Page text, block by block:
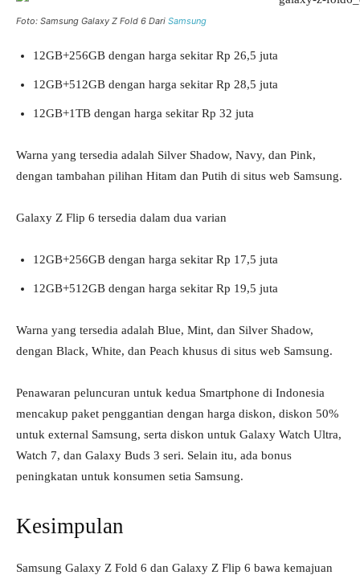
Foto: Samsung Galaxy Z Fold 6 Dari Samsung
12GB+256GB dengan harga sekitar Rp 26,5 juta
12GB+512GB dengan harga sekitar Rp 28,5 juta
12GB+1TB dengan harga sekitar Rp 32 juta
Warna yang tersedia adalah Silver Shadow, Navy, dan Pink,
dengan tambahan pilihan Hitam dan Putih di situs web Samsung.
Galaxy Z Flip 6 tersedia dalam dua varian
12GB+256GB dengan harga sekitar Rp 17,5 juta
12GB+512GB dengan harga sekitar Rp 19,5 juta
Warna yang tersedia adalah Blue, Mint, dan Silver Shadow,
dengan Black, White, dan Peach khusus di situs web Samsung.
Penawaran peluncuran untuk kedua Smartphone di Indonesia
mencakup paket penggantian dengan harga diskon, diskon 50%
untuk external Samsung, serta diskon untuk Galaxy Watch Ultra,
Watch 7, dan Galaxy Buds 3 seri. Selain itu, ada bonus
peningkatan untuk konsumen setia Samsung.
Kesimpulan
Samsung Galaxy Z Fold 6 dan Galaxy Z Flip 6 bawa kemajuan